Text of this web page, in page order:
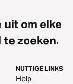
uit om elke
te zoeken.
NUTTIGE LINKS
Help